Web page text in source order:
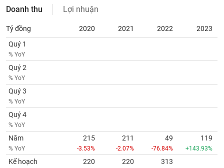
Doanh thu Lợi nhuận
Tỷ đồng 2020 2021 2022
2023
Quý 1
% YoY
Quý 2
% YoY
Quý 3
% YoY
Quý 4
% YoY
Năm
% YoY
215
-3.53%
211
-2.07%
49
-76.84%
119
+143.93%
Kế hoạch 220 220 313